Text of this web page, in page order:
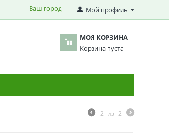
Мой профиль
Ваш город
МОЯ КОРЗИНА
Корзина пуста
2 из 2